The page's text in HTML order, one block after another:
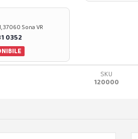
37060 Sona VR
0352
SKU
120000